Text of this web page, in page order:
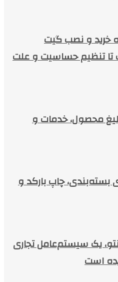
خرید و نصب گیت
تا تنظیم حساسیت و علت
محصول، خدمات و
بسته‌بندی، چاپ بارکد و
یک سیستم‌عامل تجاری
است